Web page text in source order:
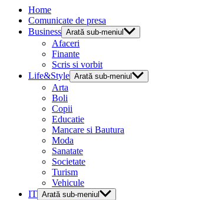
Home
Comunicate de presa
Business Arată sub-meniul
Afaceri
Finante
Scris si vorbit
Life&Style Arată sub-meniul
Arta
Boli
Copii
Educatie
Mancare si Bautura
Moda
Sanatate
Societate
Turism
Vehicule
IT Arată sub-meniul